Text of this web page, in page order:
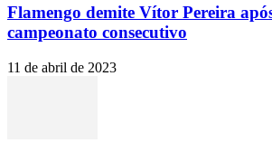
Flamengo demite Vítor Pereira
campeonato consecutivo
11 de abril de 2023